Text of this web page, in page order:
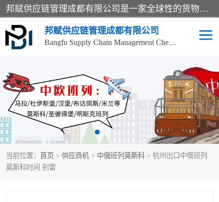
邦赋供应链管理成都有限公司是一家全球性的货物运输代理公司，主要从事：波兰中欧班列、德国中欧班列、出口莫斯科班列、中欧班列进口、蓉欧铁路、成都出口空运等业务，同时亦提供报关、报检、仓储、码头操作等服务。
邦赋供应链管理成都有限公司
Bangfu Supply Chain Management Chengdu Co.,LTD
当前位置： 首页 > 供应商机 > 中俄班列莫斯科 > 杭州出口中俄班列
莫斯科时间 别雷
进出口门到门 成都中欧班列
国际汽运 国际空运
食品进口物流清关 南美海运